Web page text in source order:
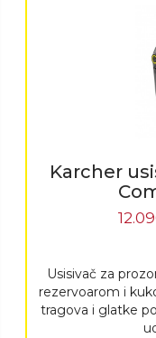
Karcher
Usisivač za
rezervoarom i
tragova i glatke